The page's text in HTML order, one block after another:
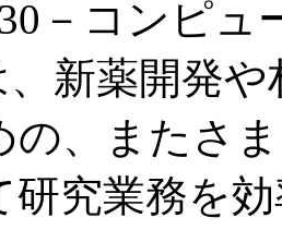
－コンピュ
、新薬開発
の、またさ
研究業務を